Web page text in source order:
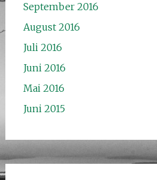
September 2016
August 2016
Juli 2016
Juni 2016
Mai 2016
Juni 2015